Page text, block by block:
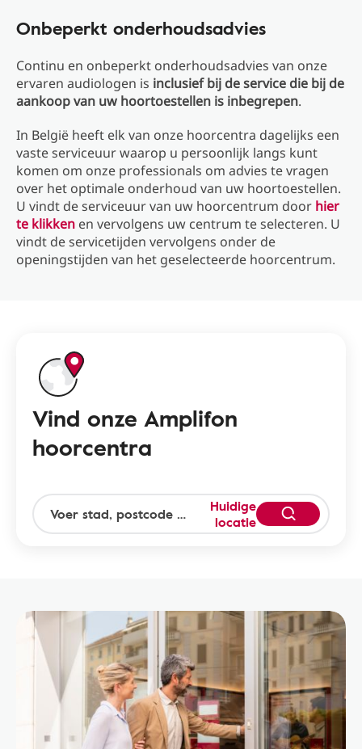
Onbeperkt onderhoudsadvies
Continu en onbeperkt onderhoudsadvies van onze
ervaren audiologen is inclusief bij de service die bij de
aankoop van uw hoortoestellen is inbegrepen.
In België heeft elk van onze hoorcentra dagelijks een
vaste serviceuur waarop u persoonlijk langs kunt
komen om onze professionals om advies te vragen
over het optimale onderhoud van uw hoortoestellen.
U vindt de serviceuur van uw hoorcentrum door hier
te klikken en vervolgens uw centrum te selecteren. U
vindt de servicetijden vervolgens onder de
openingstijden van het geselecteerde hoorcentrum.
Vind onze Amplifon
hoorcentra
Huidige
locatie